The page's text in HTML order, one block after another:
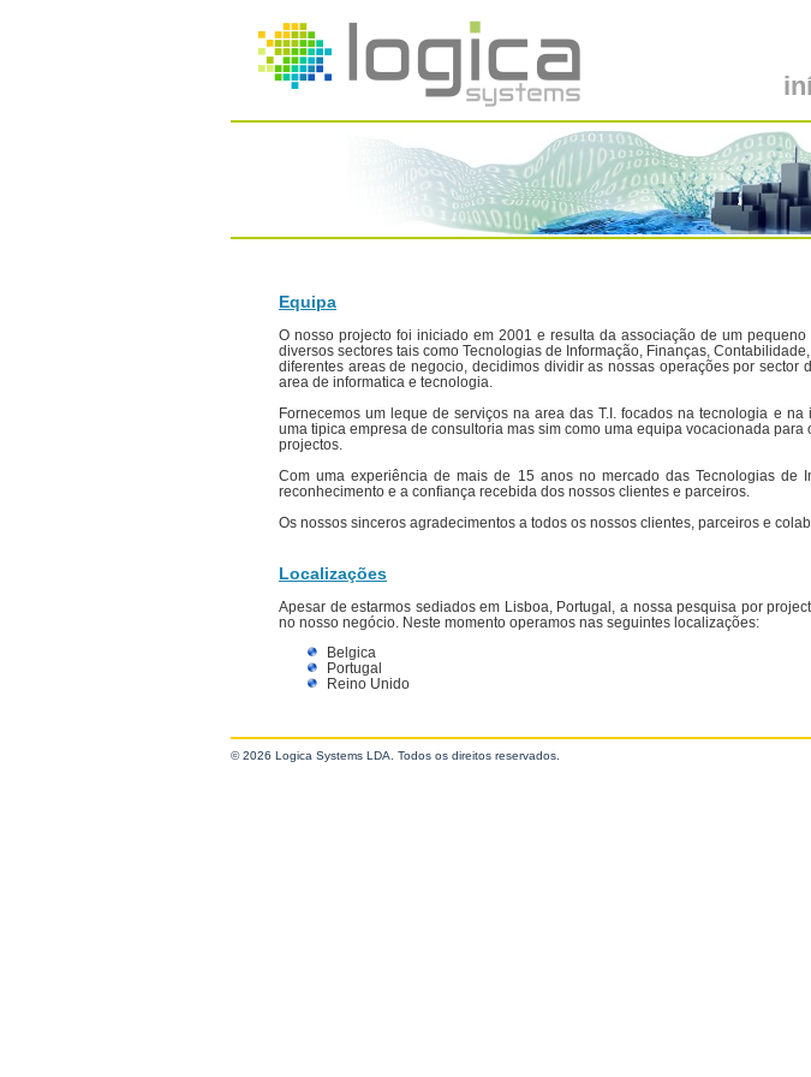
Equipa
O nosso projecto foi iniciado em 2001 e resulta da associação de um
diversos sectores tais como Tecnologias de Informação, Finanças,
diferentes areas de negocio, decidimos dividir as nossas operações por
area de informatica e tecnologia.
Fornecemos um leque de serviços na area das T.I. focados na tecnologia e
uma tipica empresa de consultoria mas sim como uma equipa vocacionada
projectos.
Com uma experiência de mais de 15 anos no mercado das Tecnologias de
reconhecimento e a confiança recebida dos nossos clientes e parceiros.
Os nossos sinceros agradecimentos a todos os nossos clientes, parceiros e
Localizações
Apesar de estarmos sediados em Lisboa, Portugal, a nossa pesquisa por
no nosso negócio. Neste momento operamos nas seguintes localizações:
Belgica
Portugal
Reino Unido
© 2026 Logica Systems LDA. Todos os direitos reservados.